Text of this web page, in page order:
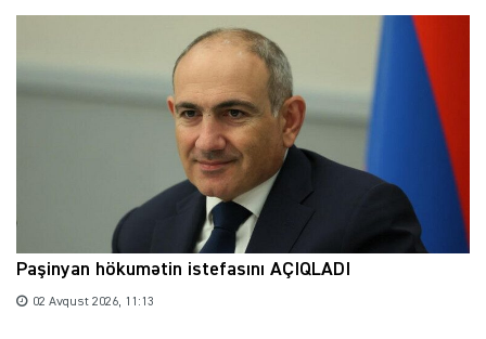
Paşinyan hökumətin istefasını AÇIQLADI
02 Avqust 2026, 11:13